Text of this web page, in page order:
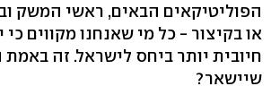
הפוליטיקאים הבאים, ראשי המשק
או בקיצור - כל מי שאנחנו מקווים
חיובית יותר ביחס לישראל. זה
שיישאר?